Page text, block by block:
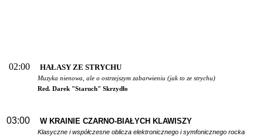
02:00 HAŁASY ZE STRYCHU
Muzyka nienowa, ale o ostrzejszym zabarwieniu (jak to ze strychu)
Red. Darek "Staruch" Skrzydło
03:00 W KRAINIE CZARNO-BIAŁYCH KLAWISZY
Klasyczne i współczesne oblicza elektronicznego i symfonicznego rocka